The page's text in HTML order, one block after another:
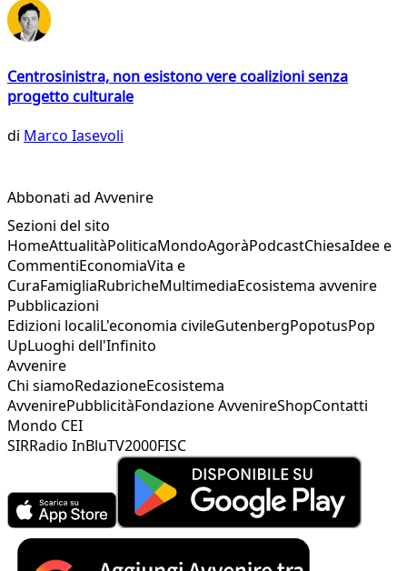
Centrosinistra, non esistono vere coalizioni senza
progetto culturale
di Marco Iasevoli
Abbonati ad Avvenire
Sezioni del sito
HomeAttualitàPoliticaMondoAgoràPodcastChiesaIdee e
CommentiEconomiaVita e
CuraFamigliaRubricheMultimediaEcosistema avvenire
Pubblicazioni
Edizioni localiL'economia civileGutenbergPopotusPop
UpLuoghi dell'Infinito
Avvenire
Chi siamoRedazioneEcosistema
AvvenirePubblicitàFondazione AvvenireShopContatti
Mondo CEI
SIRRadio InBluTV2000FISC